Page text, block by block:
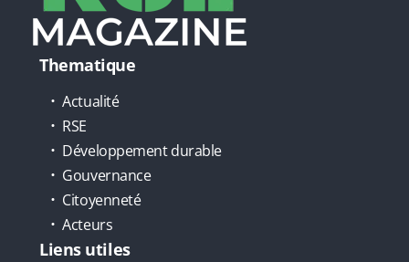
Thematique
Actualité
RSE
Développement durable
Gouvernance
Citoyenneté
Acteurs
Liens utiles